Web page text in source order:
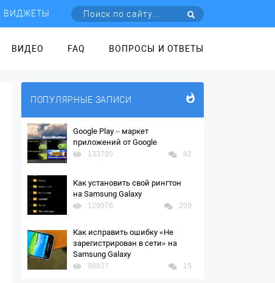
ВИДЖЕТЫ
ВИДЕО FAQ ВОПРОСЫ И ОТВЕТЫ
ПОПУЛЯРНЫЕ ЗАПИСИ
Google Play – маркет
приложений от Google
133795 82
Как установить свой рингтон
на Samsung Galaxy
129076 209
Как исправить ошибку «Не
зарегистрирован в сети» на
Samsung Galaxy
98827 15